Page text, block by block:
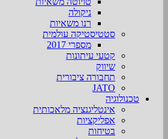
ניקולה
רנו משאיות
סטטיסטיקה עולמית
מספרי 2017
קטעי עיתונות
שיווק
תחבורה ציבורית
JATO
טכנולוגיה
אינטליגנציה מלאכותית
אפליקציות
בטיחות